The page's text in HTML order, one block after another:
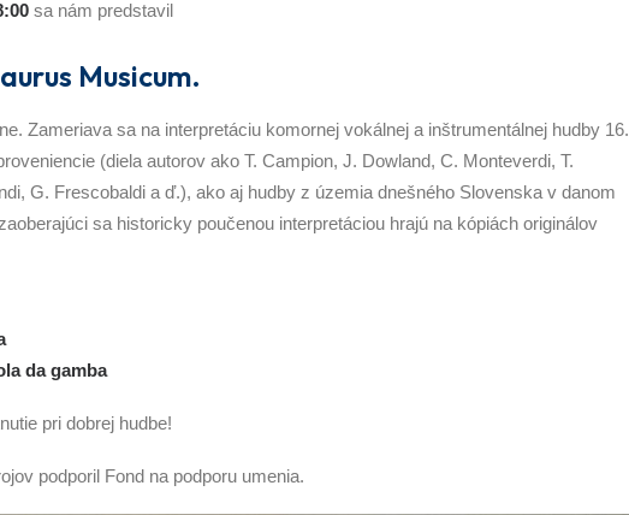
sa nám predstavil
Musicum.
Zameriava sa na interpretáciu komornej vokálnej a inštrumentálnej hudby 16.
(diela autorov ako T. Campion, J. Dowland, C. Monteverdi, T.
G. Frescobaldi a ď.), ako aj hudby z územia dnešného Slovenska v danom
sa historicky poučenou interpretáciou hrajú na kópiách originálov
da gamba
pri dobrej hudbe!
podporil Fond na podporu umenia.